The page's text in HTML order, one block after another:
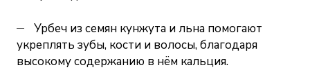
Урбеч из семян кунжута и льна помогают
укреплять зубы, кости и волосы, благодаря
высокому содержанию в нём кальция.